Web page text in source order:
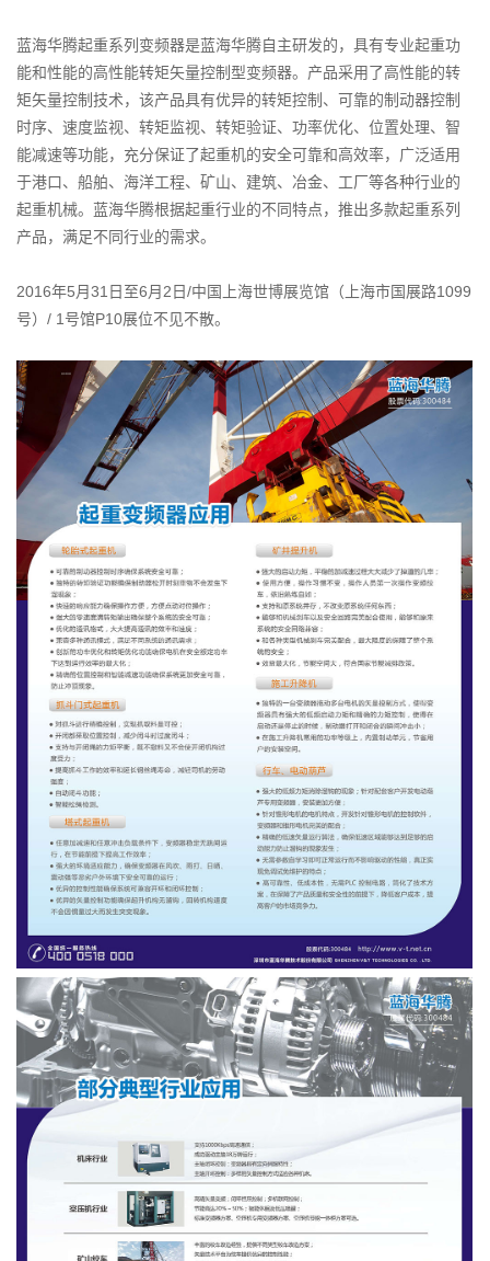
蓝海华腾起重系列变频器是蓝海华腾自主研发的，具有专业起重功
能和性能的高性能转矩矢量控制型变频器。产品采用了高性能的转
矩矢量控制技术，该产品具有优异的转矩控制、可靠的制动器控制
时序、速度监视、转矩监视、转矩验证、功率优化、位置处理、智
能减速等功能，充分保证了起重机的安全可靠和高效率，广泛适用
于港口、船舶、海洋工程、矿山、建筑、冶金、工厂等各种行业的
起重机械。蓝海华腾根据起重行业的不同特点，推出多款起重系列
产品，满足不同行业的需求。
2016年5月31日至6月2日/中国上海世博展览馆（上海市国展路1099
号）/ 1号馆P10展位不见不散。